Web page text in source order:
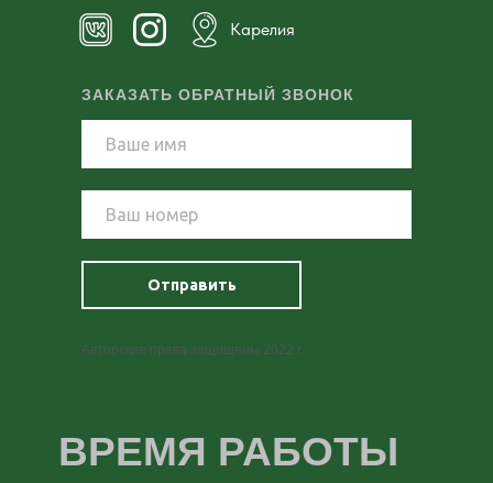
Авторские права защищены 2022 г.
Отправить
ЗАКАЗАТЬ ОБРАТНЫЙ ЗВОНОК
Карелия
ВРЕМЯ РАБОТЫ